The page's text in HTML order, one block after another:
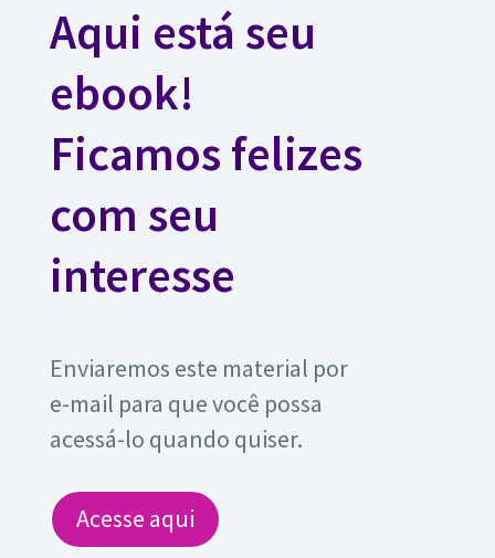
Aqui está seu
ebook!
Ficamos felizes
com seu
interesse
Enviaremos este material por
e-mail para que você possa
acessá-lo quando quiser.
Acesse aqui